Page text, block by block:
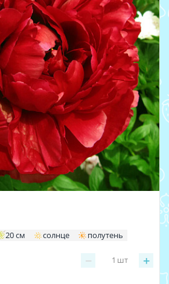
20 см солнце полутень
− +
1 шт